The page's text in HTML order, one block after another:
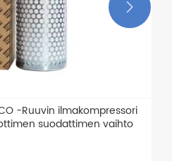
-Ruuvin ilmakompressori
suodattimen vaihto
